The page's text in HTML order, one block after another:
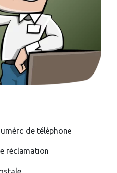
de téléphone
réclamation